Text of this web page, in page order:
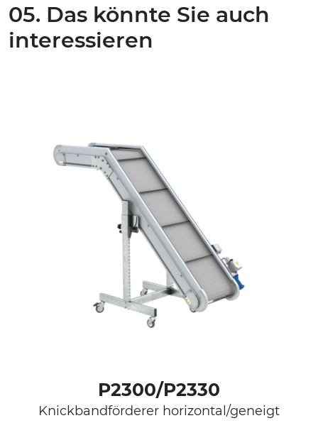
05. Das könnte Sie auch
interessieren
P2300/P2330
Knickbandförderer horizontal/geneigt